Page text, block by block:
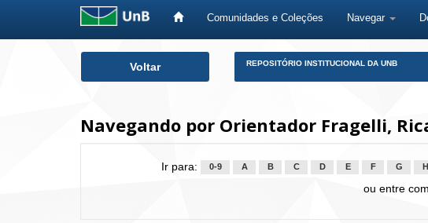
Comunidades e Coleções Navegar
Voltar REPOSITÓRIO INSTITUCIONAL DA UNB
Navegando por Orientador Fragelli,
Ir para: 0-9 A B C D E F G H
ou entre